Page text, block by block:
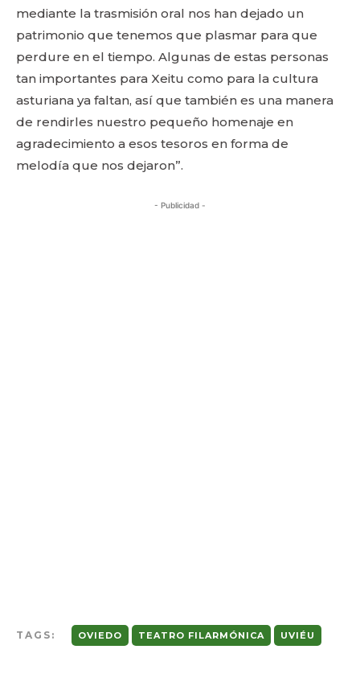
mediante la trasmisión oral nos han dejado un
patrimonio que tenemos que plasmar para que
perdure en el tiempo. Algunas de estas personas
tan importantes para Xeitu como para la cultura
asturiana ya faltan, así que también es una manera
de rendirles nuestro pequeño homenaje en
agradecimiento a esos tesoros en forma de
melodía que nos dejaron”.
- Publicidad -
TAGS: OVIEDO TEATRO FILARMÓNICA UVIÉU